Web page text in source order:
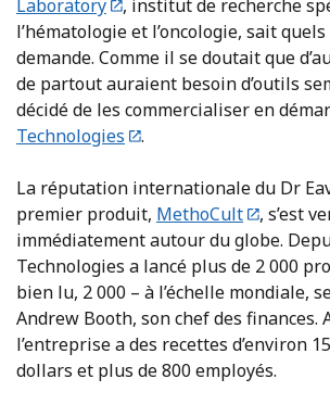
Laboratory
, institut de recherche
l’hématologie et l’oncologie, sait
demande. Comme il se doutait que
de partout auraient besoin d’outils
décidé de les commercialiser en
Technologies
.
La réputation internationale du Dr
premier produit, MethoCult
, s’est
immédiatement autour du globe.
Technologies a lancé plus de 2 000
bien lu, 2 000 – à l’échelle mondiale,
Andrew Booth, son chef des finances.
l’entreprise a des recettes d’environ
dollars et plus de 800 employés.